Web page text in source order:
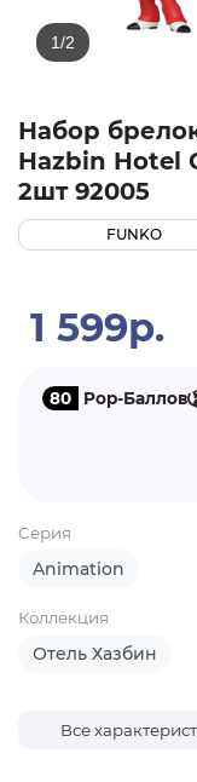
Набор
Hazbin Hotel
2шт 92005
FUNKO
1 599р.
80 Pop-Баллов
Серия
Animation
Коллекция
Отель Хазбин
Все